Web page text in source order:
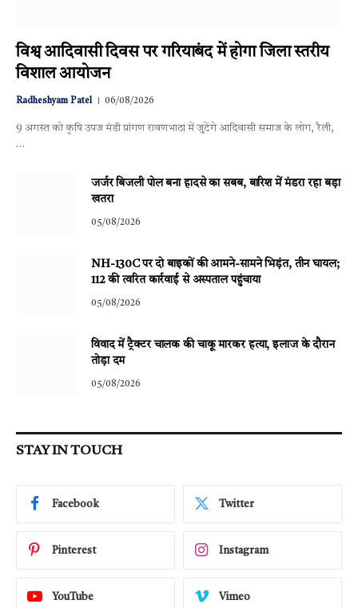
विश्व आदिवासी दिवस पर गरियाबंद में होगा जिला स्तरीय
विशाल आयोजन
Radheshyam Patel 06/08/2026
9 अगस्त को कृषि उपज मंडी प्रांगण रावणभाठा में जुटेंगे आदिवासी समाज के लोग, रैली,
…
जर्जर बिजली पोल बना हादसे का सबब, बारिश में मंडरा रहा बड़ा
खतरा
05/08/2026
NH-130C पर दो बाइकों की आमने-सामने भिड़ंत, तीन घायल;
112 की त्वरित कार्रवाई से अस्पताल पहुंचाया
05/08/2026
विवाद में ट्रैक्टर चालक की चाकू मारकर हत्या, इलाज के दौरान
तोड़ा दम
05/08/2026
STAY IN TOUCH
Facebook Twitter
Pinterest Instagram
YouTube Vimeo